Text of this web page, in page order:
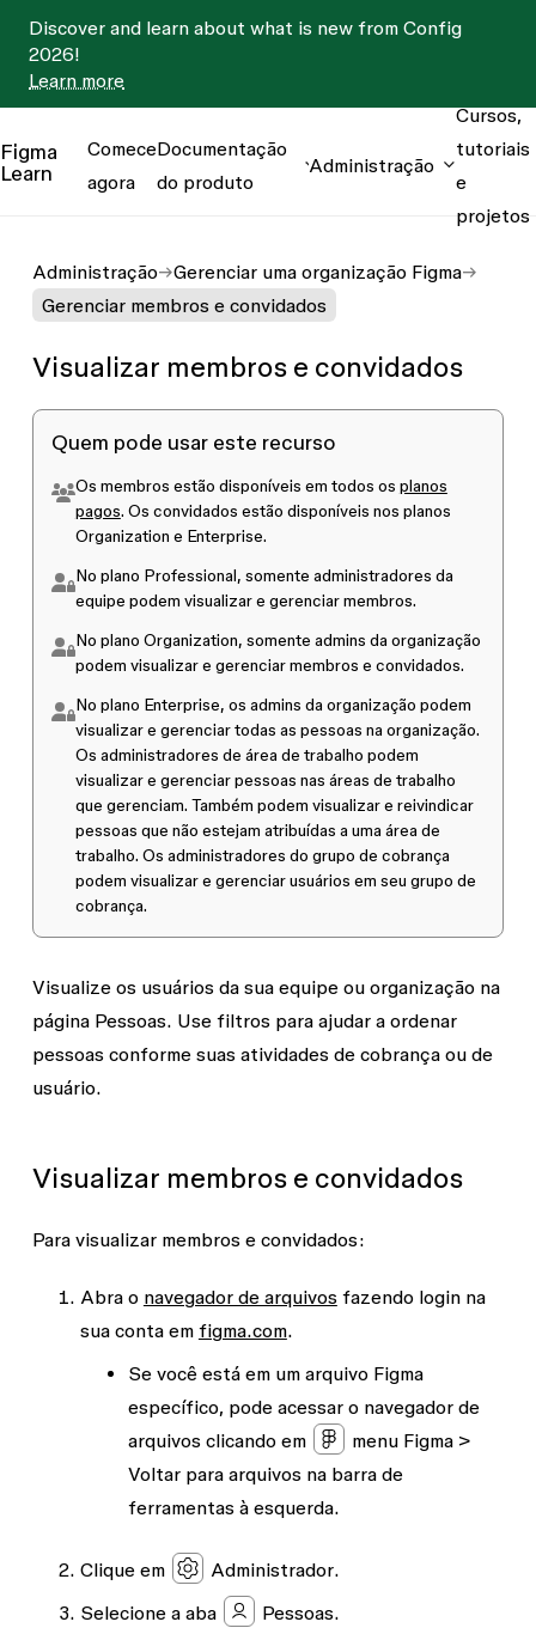
Discover and learn about what is new from Config
2026!
Learn more
Figma
Learn
Comece
agora
Documentação
do produto
Administração
Cursos,
tutoriais
e
projetos
Administração
Gerenciar uma organização Figma
Gerenciar membros e convidados
Visualizar membros e convidados
Quem pode usar este recurso
Os membros estão disponíveis em todos os planos
pagos. Os convidados estão disponíveis nos planos
Organization e Enterprise.
No plano Professional, somente administradores da
equipe podem visualizar e gerenciar membros.
No plano Organization, somente admins da organização
podem visualizar e gerenciar membros e convidados.
No plano Enterprise, os admins da organização podem
visualizar e gerenciar todas as pessoas na organização.
Os administradores de área de trabalho podem
visualizar e gerenciar pessoas nas áreas de trabalho
que gerenciam. Também podem visualizar e reivindicar
pessoas que não estejam atribuídas a uma área de
trabalho. Os administradores do grupo de cobrança
podem visualizar e gerenciar usuários em seu grupo de
cobrança.
Visualize os usuários da sua equipe ou organização na
página Pessoas. Use filtros para ajudar a ordenar
pessoas conforme suas atividades de cobrança ou de
usuário.
Visualizar membros e convidados
Para visualizar membros e convidados:
Abra o navegador de arquivosfazendo login na
sua conta em figma.com.
Se você está em um arquivo Figma
específico, pode acessar o navegador de
arquivos clicando em
menu Figma >
Voltar para arquivosna barra de
ferramentas à esquerda.
Clique em Administrador.
Selecione a aba
Pessoas.